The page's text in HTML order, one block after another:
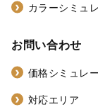
カラーシミュ
お問い合わせ
価格シミュレ
対応エリア